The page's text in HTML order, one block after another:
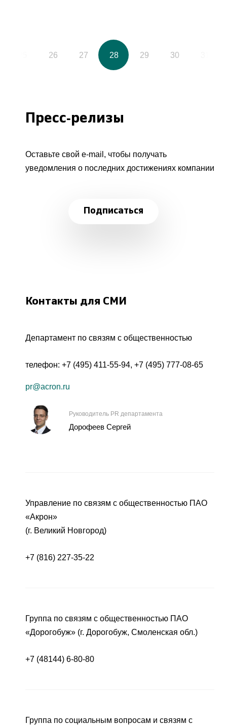
26 27 28 29 30
Пресс-релизы
Оставьте свой e-mail, чтобы получать
уведомления о последних достижениях компании
Подписаться
Контакты для СМИ
Департамент по связям с общественностью
телефон: +7 (495) 411-55-94, +7 (495) 777-08-65
pr@acron.ru
Руководитель PR департамента
Дорофеев Сергей
Управление по связям с общественностью ПАО
«Акрон»
(г. Великий Новгород)
+7 (816) 227-35-22
Группа по связям с общественностью ПАО
«Дорогобуж» (г. Дорогобуж, Смоленская обл.)
+7 (48144) 6-80-80
Группа по социальным вопросам и связям с